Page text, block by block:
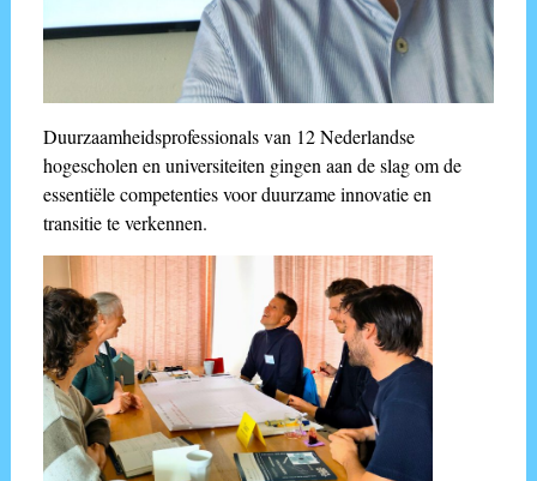
Duurzaamheidsprofessionals van 12 Nederlandse
hogescholen en universiteiten gingen aan de slag om de
essentiële competenties voor duurzame innovatie en
transitie te verkennen.